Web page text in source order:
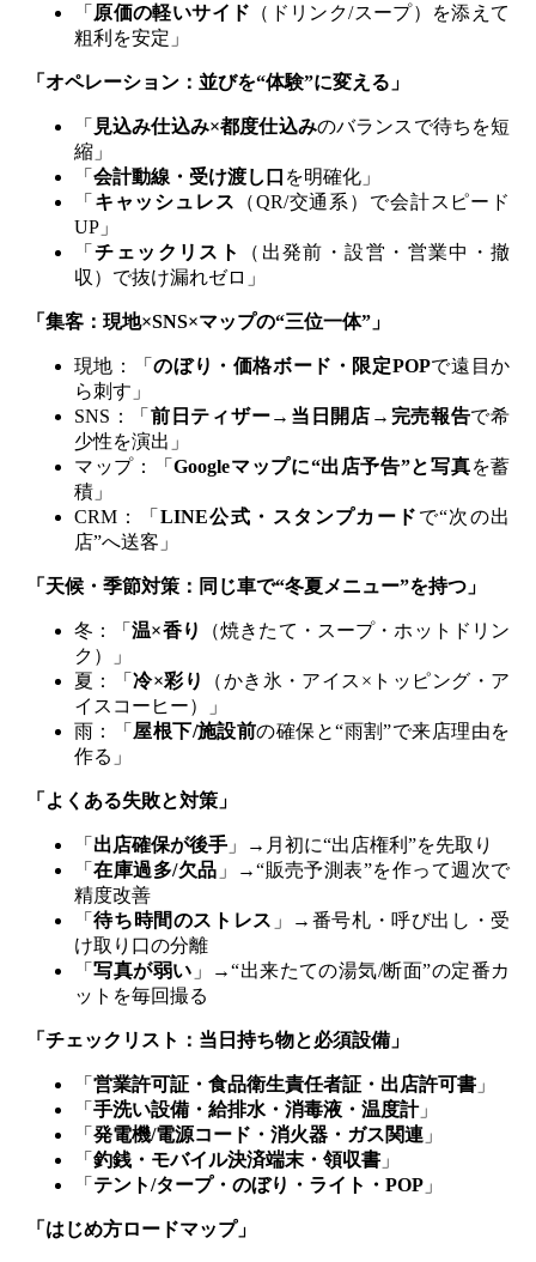
「 原価の軽いサイド （ドリンク/スープ）を添えて
粗利を安定」
「オペレーション：並びを“体験”に変える」
「 見込み仕込み×都度仕込みのバランスで待ちを短
縮」
「 会計動線・受け渡し口 を明確化」
「 キャッシュレス
（QR/交通系）で会計スピード
UP」
「チェックリスト
（出発前・設営・営業中・撤
収）で抜け漏れゼロ」
「集客：現地×SNS×マップの“三位一体”」
現地：「のぼり・価格ボード・限定POPで遠目か
ら刺す」
SNS：「 前日ティザー→当日開店→完売報告で希
少性を演出」
マップ：「Googleマップに“出店予告”と写真を蓄
積」
CRM：「LINE公式・スタンプカード で“次の出
店”へ送客」
「天候・季節対策：同じ車で“冬夏メニュー”を持つ」
冬：「温×香り
（焼きたて・スープ・ホットドリン
ク）」
夏：「冷×彩り
（かき氷・アイス×トッピング・ア
イスコーヒー）」
雨：「 屋根下/施設前の確保と“雨割”で来店理由を
作る」
「よくある失敗と対策」
「 出店確保が後手」→月初に“出店権利”を先取り
「在庫過多/欠品 」→“販売予測表”を作って週次で
精度改善
「待ち時間のストレス 」→番号札・呼び出し・受
け取り口の分離
「写真が弱い 」→“出来たての湯気/断面”の定番カ
ットを毎回撮る
「チェックリスト：当日持ち物と必須設備」
「 営業許可証・食品衛生責任者証・出店許可書」
「 手洗い設備・給排水・消毒液・温度計」
「 発電機/電源コード・消火器・ガス関連」
「 釣銭・モバイル決済端末・領収書」
「 テント/タープ・のぼり・ライト・POP」
「はじめ方ロードマップ」